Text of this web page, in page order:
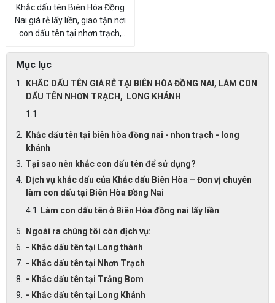
Khắc dấu tên Biên Hòa Đồng
Nai giá rẻ lấy liền, giao tận nơi
con dấu tên tại nhơn trạch,
Mục lục
KHẮC DẤU TÊN GIÁ RẺ TẠI BIÊN HÒA ĐỒNG NAI, LÀM CON
DẤU TÊN NHƠN TRẠCH, LONG KHÁNH
Khắc dấu tên tại biên hòa đồng nai - nhơn trạch - long
khánh
Tại sao nên khắc con dấu tên để sử dụng?
Dịch vụ khắc dấu của Khắc dấu Biên Hòa – Đơn vị chuyên
làm con dấu tại Biên Hòa Đồng Nai
Làm con dấu tên ở Biên Hòa đồng nai lấy liền
Ngoài ra chúng tôi còn dịch vụ:
- Khắc dấu tên tại Long thành
- Khắc dấu tên tại Nhơn Trạch
- Khắc dấu tên tại Trảng Bom
- Khắc dấu tên tại Long Khánh